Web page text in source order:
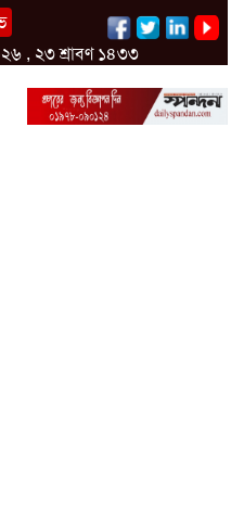
, ২৩ শ্রাবণ ১৪৩৩